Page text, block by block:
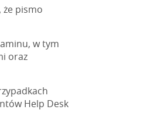
że pismo
w tym
oraz
Help Desk